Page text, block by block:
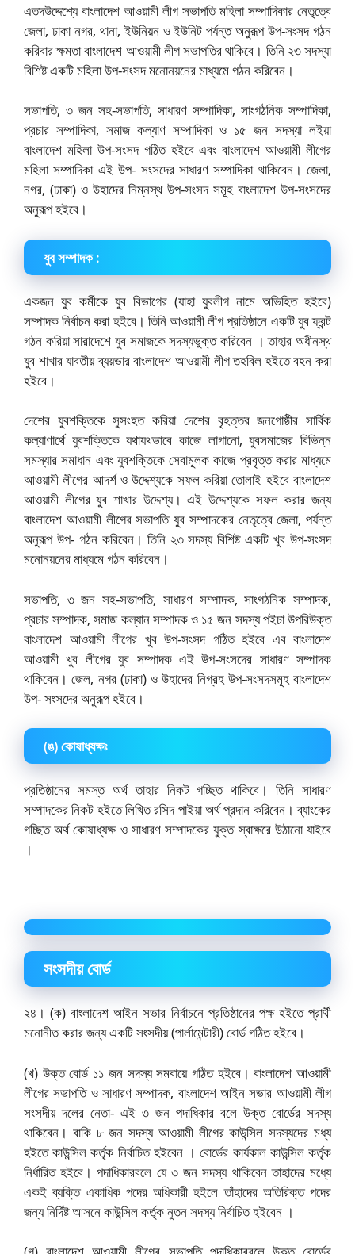
এতদউদ্দেশ্যে বাংলাদেশ আওয়ামী লীগ সভাপতি মহিলা সম্পাদিকার নেতৃত্বে
জেলা, ঢাকা নগর, থানা, ইউনিয়ন ও ইউনিট পর্যন্ত অনুরূপ উপ-সংসদ গঠন
করিবার ক্ষমতা বাংলাদেশ আওয়ামী লীগ সভাপতির থাকিবে। তিনি ২৩ সদস্যা
বিশিষ্ট একটি মহিলা উপ-সংসদ মনোনয়নের মাধ্যমে গঠন করিবেন।
সভাপতি, ৩ জন সহ-সভাপতি, সাধারণ সম্পাদিকা, সাংগঠনিক সম্পাদিকা,
প্রচার সম্পাদিকা, সমাজ কল্যাণ সম্পাদিকা ও ১৫ জন সদস্যা লইয়া
বাংলাদেশ মহিলা উপ-সংসদ গঠিত হইবে এবং বাংলাদেশ আওয়ামী লীগের
মহিলা সম্পাদিকা এই উপ- সংসদের সাধারণ সম্পাদিকা থাকিবেন। জেলা,
নগর, (ঢাকা) ও উহাদের নিম্নস্থ উপ-সংসদ সমূহ বাংলাদেশ উপ-সংসদের
অনুরূপ হইবে।
যুব সম্পাদক :
একজন যুব কর্মীকে যুব বিভাগের (যাহা যুবলীগ নামে অভিহিত হইবে)
সম্পাদক নির্বাচন করা হইবে। তিনি আওয়ামী লীগ প্রতিষ্ঠানে একটি যুব ফ্রন্ট
গঠন করিয়া সারাদেশে যুব সমাজকে সদস্যভুক্ত করিবেন । তাহার অধীনস্থ
যুব শাখার যাবতীয় ব্যয়ভার বাংলাদেশ আওয়ামী লীগ তহবিল হইতে বহন করা
হইবে।
দেশের যুবশক্তিকে সুসংহত করিয়া দেশের বৃহত্তর জনগোষ্ঠীর সার্বিক
কল্যাণার্থে যুবশক্তিকে যথাযথভাবে কাজে লাগানো, যুবসমাজের বিভিন্ন
সমস্যার সমাধান এবং যুবশক্তিকে সেবামূলক কাজে প্রবৃত্ত করার মাধ্যমে
আওয়ামী লীগের আদর্শ ও উদ্দেশ্যকে সফল করিয়া তোলাই হইবে বাংলাদেশ
আওয়ামী লীগের যুব শাখার উদ্দেশ্য। এই উদ্দেশ্যকে সফল করার জন্য
বাংলাদেশ আওয়ামী লীগের সভাপতি যুব সম্পাদকের নেতৃত্বে জেলা, পর্যন্ত
অনুরূপ উপ- গঠন করিবেন। তিনি ২৩ সদস্য বিশিষ্ট একটি খুব উপ-সংসদ
মনোনয়নের মাধ্যমে গঠন করিবেন।
সভাপতি, ৩ জন সহ-সভাপতি, সাধারণ সম্পাদক, সাংগঠনিক সম্পাদক,
প্রচার সম্পাদক, সমাজ কল্যান সম্পাদক ও ১৫ জন সদস্য পইচা উপরিউক্ত
বাংলাদেশ আওয়ামী লীগের খুব উপ-সংসদ গঠিত হইবে এব বাংলাদেশ
আওয়ামী খুব লীগের যুব সম্পাদক এই উপ-সংসদের সাধারণ সম্পাদক
থাকিবেন। জেল, নগর (ঢাকা) ও উহাদের নিগ্রহ উপ-সংসদসমূহ বাংলাদেশ
উপ- সংসদের অনুরূপ হইবে।
(ঙ) কোষাধ্যক্ষঃ
প্রতিষ্ঠানের সমস্ত অর্থ তাহার নিকট গচ্ছিত থাকিবে। তিনি সাধারণ
সম্পাদকের নিকট হইতে লিখিত রসিদ পাইয়া অর্থ প্রদান করিবেন। ব্যাংকের
গচ্ছিত অর্থ কোষাধ্যক্ষ ও সাধারণ সম্পাদকের যুক্ত স্বাক্ষরে উঠানো যাইবে
।
সংসদীয় বোর্ড
২৪। (ক) বাংলাদেশ আইন সভার নির্বাচনে প্রতিষ্ঠানের পক্ষ হইতে প্রার্থী
মনোনীত করার জন্য একটি সংসদীয় (পার্লামেন্টারী) বোর্ড গঠিত হইবে।
(খ) উক্ত বোর্ড ১১ জন সদস্য সমবায়ে গঠিত হইবে। বাংলাদেশ আওয়ামী
লীগের সভাপতি ও সাধারণ সম্পাদক, বাংলাদেশ আইন সভার আওয়ামী লীগ
সংসদীয় দলের নেতা- এই ৩ জন পদাধিকার বলে উক্ত বোর্ডের সদস্য
থাকিবেন। বাকি ৮ জন সদস্য আওয়ামী লীগের কাউন্সিল সদস্যদের মধ্য
হইতে কাউন্সিল কর্তৃক নির্বাচিত হইবেন । বোর্ডের কার্যকাল কাউন্সিল কর্তৃক
নির্ধারিত হইবে। পদাধিকারবলে যে ৩ জন সদস্য থাকিবেন তাহাদের মধ্যে
একই ব্যক্তি একাধিক পদের অধিকারী হইলে তাঁহাদের অতিরিক্ত পদের
জন্য নির্দিষ্ট আসনে কাউন্সিল কর্তৃক নুতন সদস্য নির্বাচিত হইবেন ।